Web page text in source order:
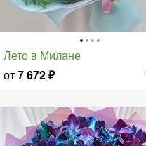
Лето в Милане
от7 672₽